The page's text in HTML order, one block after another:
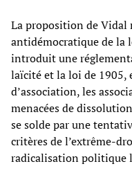
La proposition de Vidal
antidémocratique de la
introduit une
laïcité et la loi de 1905,
d’association, les
menacées de
se solde par une
critères de l’extrême-
radicalisation politique